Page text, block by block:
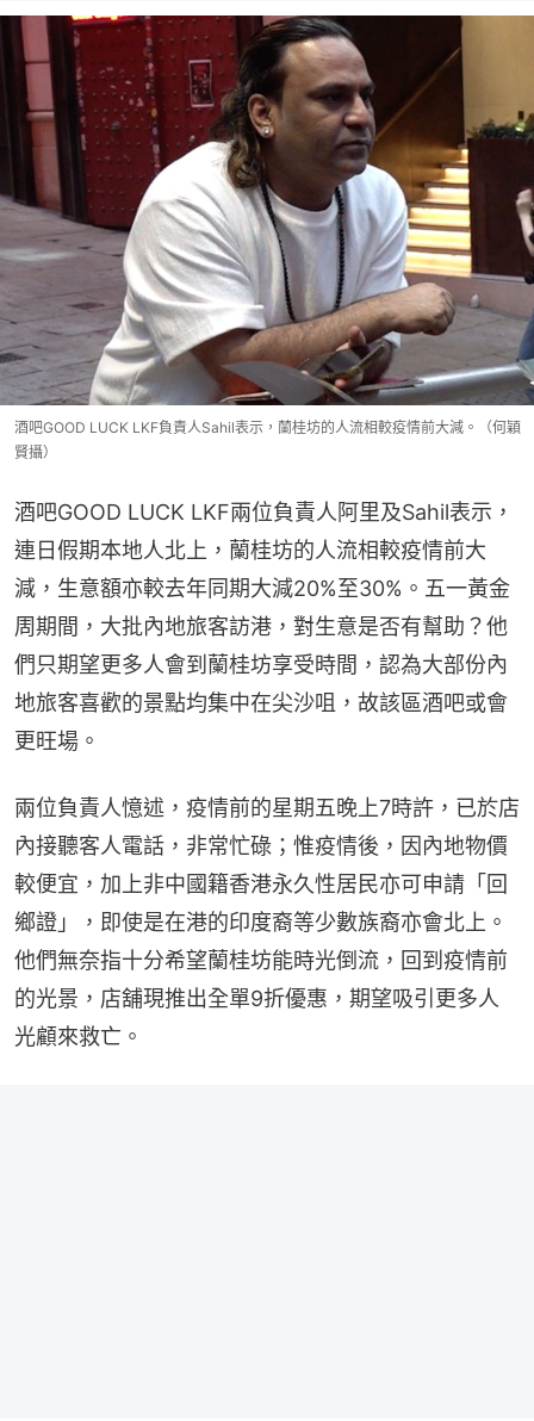
酒吧GOOD LUCK LKF負責人Sahil表示，蘭桂坊的人流相較疫情前大減。（何穎
賢攝）
酒吧GOOD LUCK LKF兩位負責人阿里及Sahil表示，
連日假期本地人北上，蘭桂坊的人流相較疫情前大
減，生意額亦較去年同期大減20%至30%。五一黃金
周期間，大批內地旅客訪港，對生意是否有幫助？他
們只期望更多人會到蘭桂坊享受時間，認為大部份內
地旅客喜歡的景點均集中在尖沙咀，故該區酒吧或會
更旺場。
兩位負責人憶述，疫情前的星期五晚上7時許，已於店
內接聽客人電話，非常忙碌；惟疫情後，因內地物價
較便宜，加上非中國籍香港永久性居民亦可申請「回
鄉證」，即使是在港的印度裔等少數族裔亦會北上。
他們無奈指十分希望蘭桂坊能時光倒流，回到疫情前
的光景，店舖現推出全單9折優惠，期望吸引更多人
光顧來救亡。